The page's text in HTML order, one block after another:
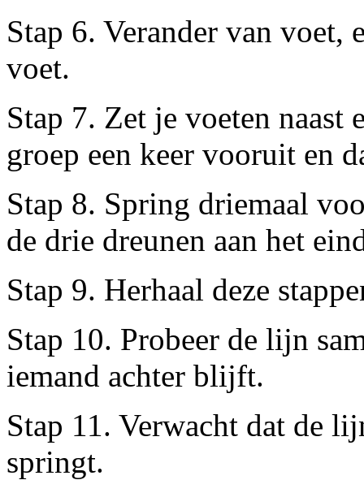
Stap 6. Verander van voet,
voet.
Stap 7. Zet je voeten naast
groep een keer vooruit en
Stap 8. Spring driemaal
de drie dreunen aan het
Stap 9. Herhaal deze
Stap 10. Probeer de lijn
iemand achter blijft.
Stap 11. Verwacht dat de
springt.